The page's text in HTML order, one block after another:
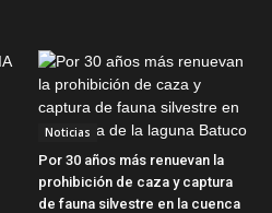
Noticias
Por 30 años más renuevan la
prohibición de caza y captura
de fauna silvestre en la cuenca